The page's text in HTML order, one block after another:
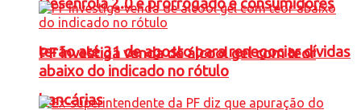
Desenrola 2.0 é prorrogado e consumidores
terão até 31 de agosto para renegociar dívidas
bancárias
PF investiga venda de álcool gel com teor
abaixo do indicado no rótulo